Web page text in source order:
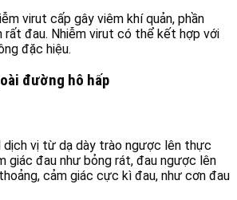
virut cấp gây viêm khí quản, phần
đau. Nhiễm virut có thể kết hợp với
đặc hiệu.
đường hô hấp
dịch vị từ dạ dày trào ngược lên thực
giác đau như bỏng rát, đau ngược lên
cảm giác cực kì đau, như cơn đau